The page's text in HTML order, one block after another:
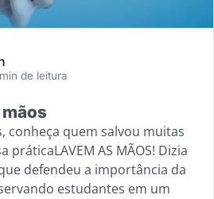
de leitura
conheça quem salvou muitas
práticaLAVEM AS MÃOS! Dizia
defendeu a importância da
estudantes em um